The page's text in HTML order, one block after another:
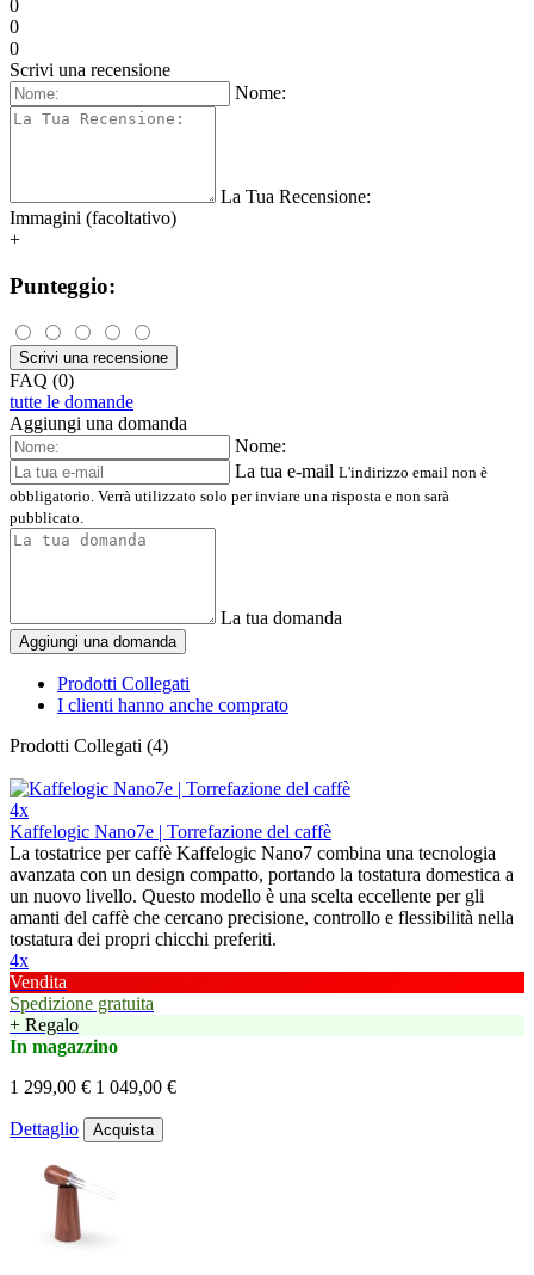
0
0
0
Scrivi una recensione
Nome:
La Tua Recensione:
Immagini (facoltativo)
+
Punteggio:
Scrivi una recensione
FAQ (0)
tutte le domande
Aggiungi una domanda
Nome:
La tua e-mail L'indirizzo email non è
obbligatorio. Verrà utilizzato solo per inviare una risposta e non sarà
pubblicato.
La tua domanda
Aggiungi una domanda
Prodotti Collegati
I clienti hanno anche comprato
Prodotti Collegati (4)
4x
Kaffelogic Nano7e | Torrefazione del caffè
La tostatrice per caffè Kaffelogic Nano7 combina una tecnologia
avanzata con un design compatto, portando la tostatura domestica a
un nuovo livello. Questo modello è una scelta eccellente per gli
amanti del caffè che cercano precisione, controllo e flessibilità nella
tostatura dei propri chicchi preferiti.
4x
Vendita
Spedizione gratuita
+ Regalo
In magazzino
1 299,00 € 1 049,00 €
Dettaglio Acquista